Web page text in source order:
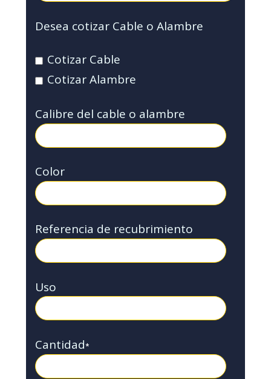
Desea cotizar Cable o Alambre
Cotizar Cable
Cotizar Alambre
Calibre del cable o alambre
Color
Referencia de recubrimiento
Uso
Cantidad*